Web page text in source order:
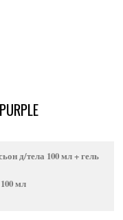
д/тела 100 мл + гель
мл